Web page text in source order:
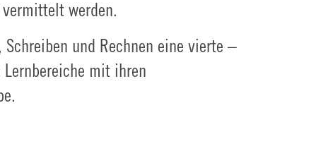
werden.
und Rechnen eine vierte –
mit ihren